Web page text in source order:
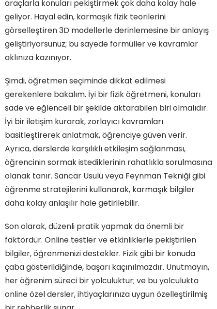
araçlarla konuları pekiştirmek çok daha kolay hale
geliyor. Hayal edin, karmaşık fizik teorilerini
görselleştiren 3D modellerle derinlemesine bir anlayış
geliştiriyorsunuz; bu sayede formüller ve kavramlar
aklınıza kazınıyor.
Şimdi, öğretmen seçiminde dikkat edilmesi
gerekenlere bakalım. İyi bir fizik öğretmeni, konuları
sade ve eğlenceli bir şekilde aktarabilen biri olmalıdır.
İyi bir iletişim kurarak, zorlayıcı kavramları
basitleştirerek anlatmak, öğrenciye güven verir.
Ayrıca, derslerde karşılıklı etkileşim sağlanması,
öğrencinin sormak istediklerinin rahatlıkla sorulmasına
olanak tanır. Sancar Usulü veya Feynman Tekniği gibi
öğrenme stratejilerini kullanarak, karmaşık bilgiler
daha kolay anlaşılır hale getirilebilir.
Son olarak, düzenli pratik yapmak da önemli bir
faktördür. Online testler ve etkinliklerle pekiştirilen
bilgiler, öğrenmenizi destekler. Fizik gibi bir konuda
çaba gösterildiğinde, başarı kaçınılmazdır. Unutmayın,
her öğrenim süreci bir yolculuktur; ve bu yolculukta
online özel dersler, ihtiyaçlarınıza uygun özelleştirilmiş